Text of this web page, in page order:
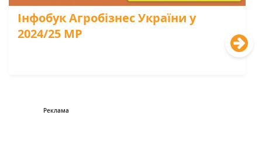
Інфобук Агробізнес України у
2024/25 МР